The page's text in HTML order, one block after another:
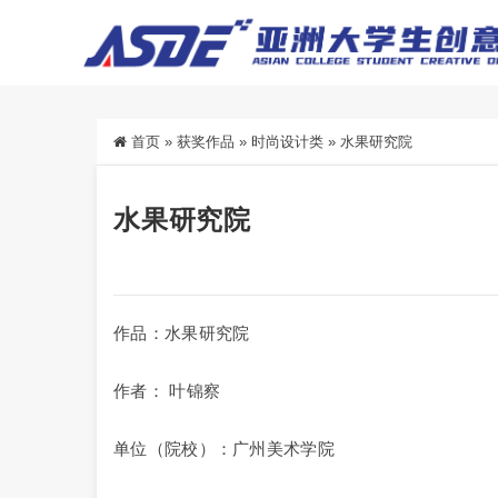
首页 » 获奖作品 » 时尚设计类 » 水果研究院
水果研究院
作品：水果研究院
作者： 叶锦察
单位（院校）：广州美术学院